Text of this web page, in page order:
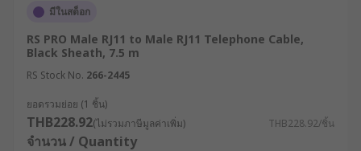
มีในสต็อก
RS PRO Male RJ11 to Male RJ11 Telephone Cable,
Black Sheath, 7.5 m
RS Stock No. 266-2445
ยอดรวมย่อย (1 ชิ้น)
THB228.92(ไม่รวมภาษีมูลค่าเพิ่ม) THB228.92/ชิ้น
จำนวน / Quantity